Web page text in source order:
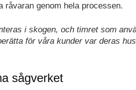
genom hela processen.
i skogen, och timret som
för våra kunder var deras
sågverket